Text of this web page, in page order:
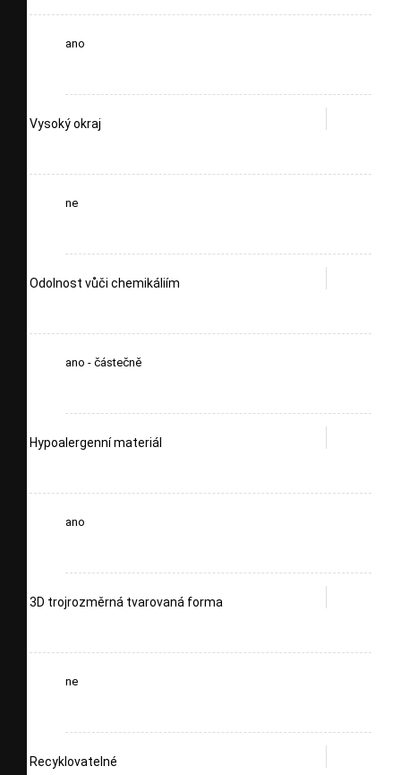
ano
Vysoký okraj
ne
Odolnost vůči chemikáliím
ano - částečně
Hypoalergenní materiál
ano
3D trojrozměrná tvarovaná forma
ne
Recyklovatelné